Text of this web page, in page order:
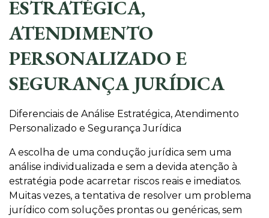
ESTRATÉGICA,
ATENDIMENTO
PERSONALIZADO E
SEGURANÇA JURÍDICA
Diferenciais de Análise Estratégica, Atendimento
Personalizado e Segurança Jurídica
A escolha de uma condução jurídica sem uma
análise individualizada e sem a devida atenção à
estratégia pode acarretar riscos reais e imediatos.
Muitas vezes, a tentativa de resolver um problema
jurídico com soluções prontas ou genéricas, sem